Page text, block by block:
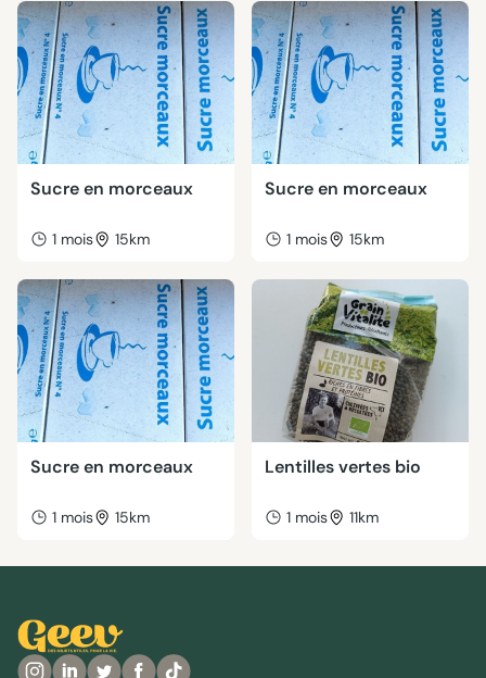
Sucre en morceaux
1 mois 15km
Sucre en morceaux
1 mois 15km
Sucre en morceaux
1 mois 15km
Lentilles vertes bio
1 mois 11km